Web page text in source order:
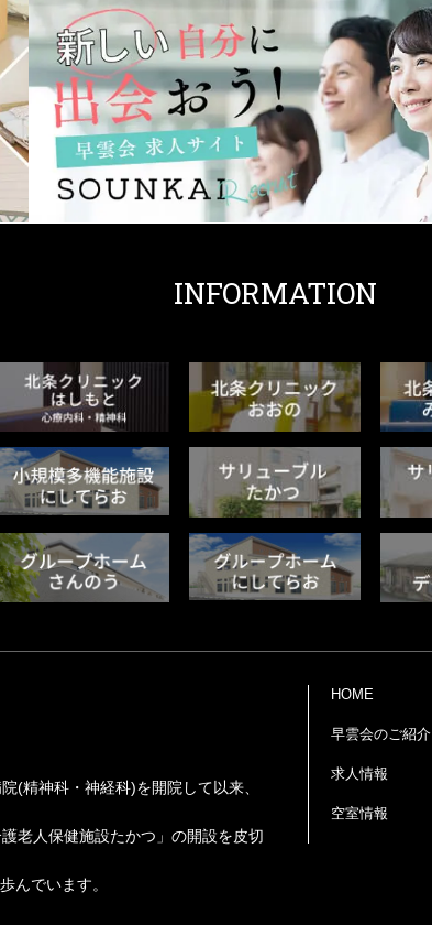
INFORMATION
(精神科・神経科)を開院して以来、
老人保健施設たかつ」の開設を皮切
んでいます。
HOME
早雲会のご紹介
求人情報
空室情報